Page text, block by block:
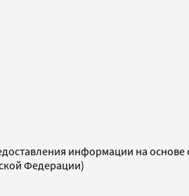
информации на основе
Федерации)